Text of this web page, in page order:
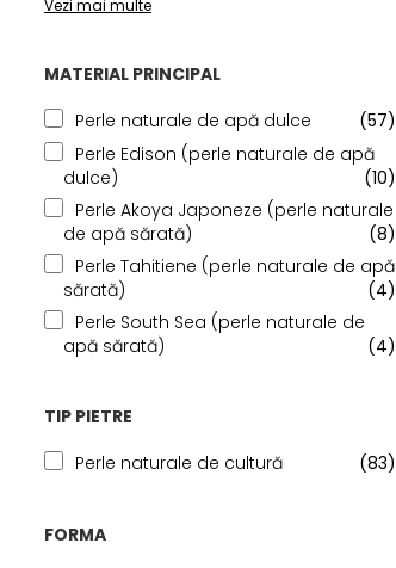
Vezi mai multe
MATERIAL PRINCIPAL
Perle naturale de apă dulce
(57)
Perle Edison (perle naturale de apă
dulce)
(10)
Perle Akoya Japoneze (perle naturale
de apă sărată)
(8)
Perle Tahitiene (perle naturale de apă
sărată)
(4)
Perle South Sea (perle naturale de
apă sărată)
(4)
TIP PIETRE
Perle naturale de cultură
(83)
FORMA